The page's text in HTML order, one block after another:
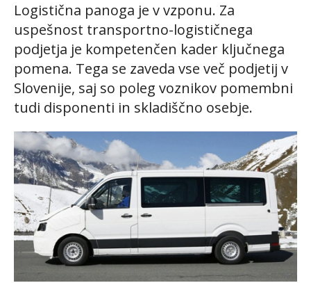
Logistična panoga je v vzponu. Za
uspešnost transportno-logističnega
podjetja je kompetenčen kader ključnega
pomena. Tega se zaveda vse več podjetij v
Slovenije, saj so poleg voznikov pomembni
tudi disponenti in skladiščno osebje.